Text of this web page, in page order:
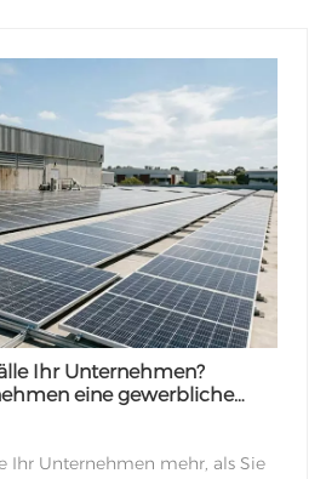
Ihr Unternehmen?
eine gewerbliche
Ihr Unternehmen mehr, als Sie